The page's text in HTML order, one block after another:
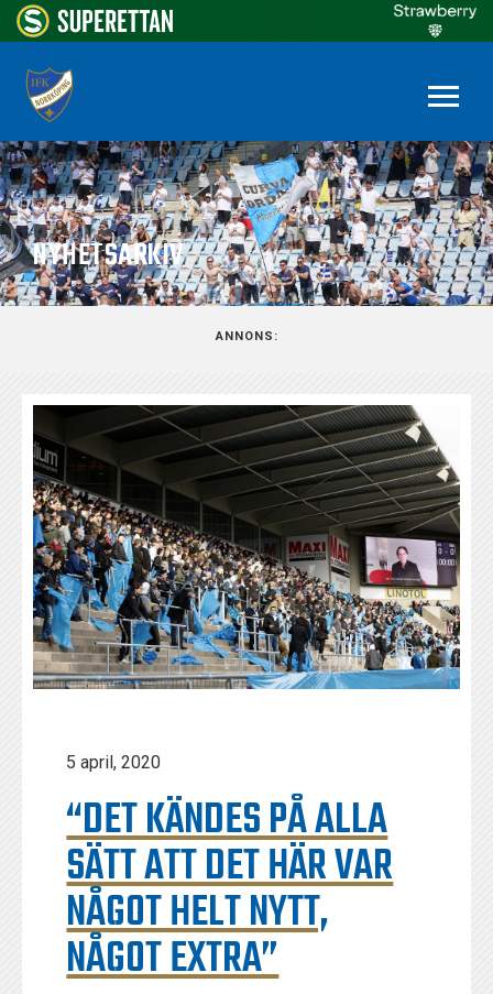
NYHETSARKIV
ANNONS:
5 april, 2020
“DET KÄNDES PÅ ALLA
SÄTT ATT DET HÄR VAR
NÅGOT HELT NYTT,
NÅGOT EXTRA”